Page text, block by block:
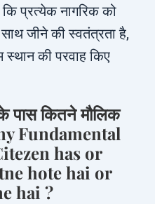
प्रत्येक नागरिक को
जीने की स्वतंत्रता है,
स्थान की परवाह किए
पास कितने मौलिक
Fundamental
has or
hote hai or
hai ?